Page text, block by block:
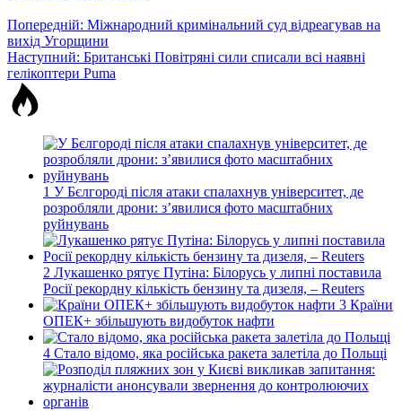
Навігація
записів
Попередній: Міжнародний кримінальний суд відреагував на
вихід Угорщини
Наступний: Британські Повітряні сили списали всі наявні
гелікоптери Puma
1 У Бєлгороді після атаки спалахнув університет, де
розробляли дрони: з’явилися фото масштабних
руйнувань
2 Лукашенко рятує Путіна: Білорусь у липні поставила
Росії рекордну кількість бензину та дизеля, – Reuters
3 Країни
ОПЕК+ збільшують видобуток нафти
4 Стало відомо, яка російська ракета залетіла до Польщі